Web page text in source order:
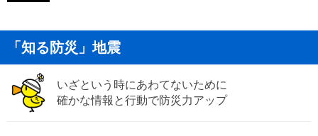
「知る防災」地震
いざという時にあわてないために
確かな情報と行動で防災力アップ